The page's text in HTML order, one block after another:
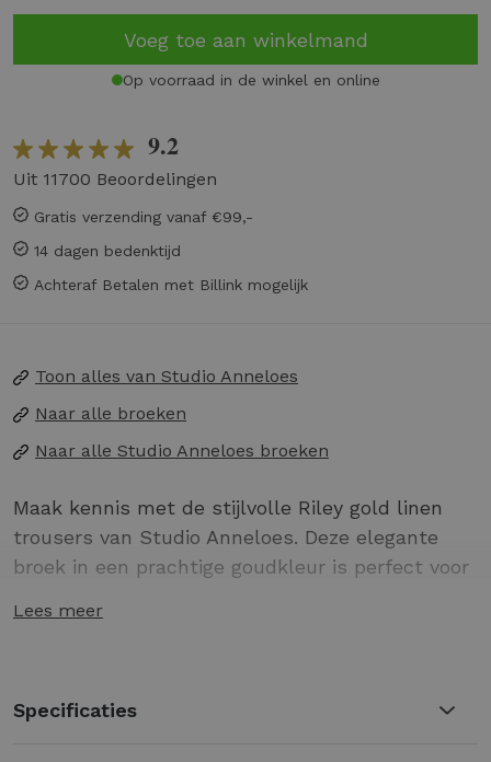
Voeg toe aan winkelmand
Op voorraad in de winkel en online
9.2
Uit 11700 Beoordelingen
Gratis verzending vanaf €99,-
14 dagen bedenktijd
Achteraf Betalen met Billink mogelijk
Toon alles van Studio Anneloes
Naar alle broeken
Naar alle Studio Anneloes broeken
Maak kennis met de stijlvolle Riley gold linen
trousers van Studio Anneloes. Deze elegante
broek in een prachtige goudkleur is perfect voor
en lichtgewicht linnen, is deze broek ideaal voor
stijlvol voor de dag komt.
Lees meer
Specificaties